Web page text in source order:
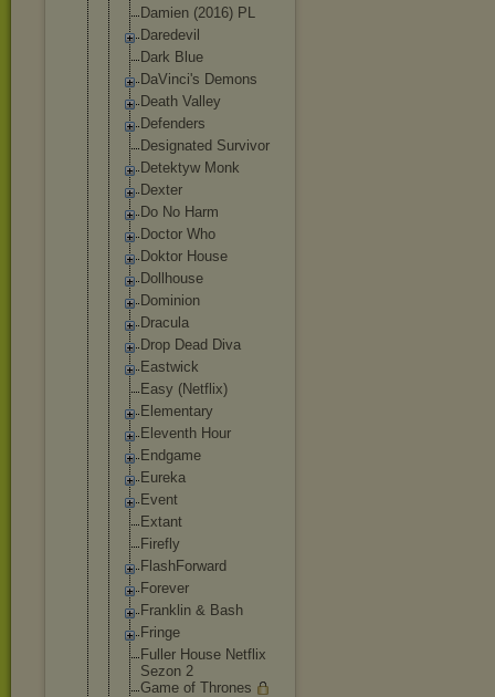
Damien (2016) PL
Daredevil
Dark Blue
DaVinci's Demons
Death Valley
Defenders
Designated Survivor
Detektyw Monk
Dexter
Do No Harm
Doctor Who
Doktor House
Dollhouse
Dominion
Dracula
Drop Dead Diva
Eastwick
Easy (Netflix)
Elementary
Eleventh Hour
Endgame
Eureka
Event
Extant
Firefly
FlashForward
Forever
Franklin & Bash
Fringe
Fuller House Netflix
Sezon 2
Game of Thrones